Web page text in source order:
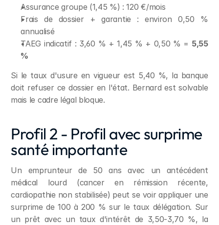
Assurance groupe (1,45 %) : 120 €/mois
Frais de dossier + garantie : environ 0,50 %
annualisé
TAEG indicatif : 3,60 % + 1,45 % + 0,50 % = 5,55
%
Si le taux d'usure en vigueur est 5,40 %, la banque
doit refuser ce dossier en l'état. Bernard est solvable
mais le cadre légal bloque.
Profil 2 - Profil avec surprime
santé importante
Un emprunteur de 50 ans avec un antécédent
médical lourd (cancer en rémission récente,
cardiopathie non stabilisée) peut se voir appliquer une
surprime de 100 à 200 % sur le taux délégation. Sur
un prêt avec un taux d'intérêt de 3,50-3,70 %, la